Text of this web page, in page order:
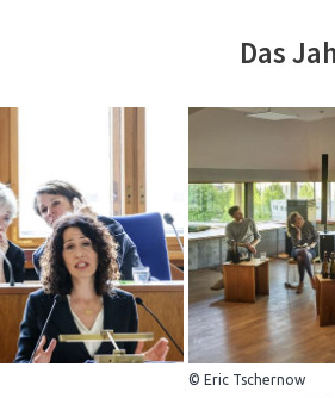
Das
© Eric Tschernow